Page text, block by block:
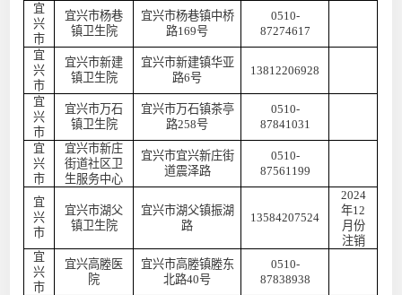
宜
兴
市
宜兴市杨巷
镇卫生院
宜兴市杨巷镇中桥
路169号
0510-
87274617
宜
兴
市
宜兴市新建
镇卫生院
宜兴市新建镇华亚
路6号
13812206928
宜
兴
市
宜兴市万石
镇卫生院
宜兴市万石镇茶亭
路258号
0510-
87841031
宜
兴
市
宜兴市新庄
街道社区卫
生服务中心
宜兴市宜兴新庄街
道震泽路
0510-
87561199
宜
兴
市
宜兴市湖父
镇卫生院
宜兴市湖父镇振湖
路
13584207524
2024
年12
月份
注销
宜
兴
市
宜兴高塍医
院
宜兴市高塍镇塍东
北路40号
0510-
87838938